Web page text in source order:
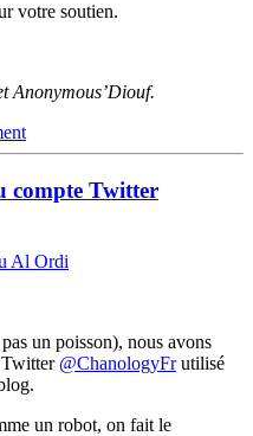
votre soutien.
Anonymous’Diouf.
compte Twitter
Al Ordi
un poisson), nous avons
Twitter @ChanologyFrutilisé
un robot, on fait le